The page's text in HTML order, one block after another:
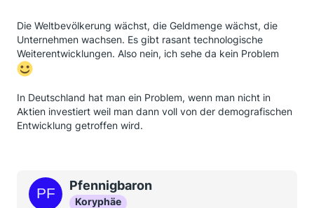
Die Weltbevölkerung wächst, die Geldmenge wächst, die
Unternehmen wachsen. Es gibt rasant technologische
Weiterentwicklungen. Also nein, ich sehe da kein Problem
In Deutschland hat man ein Problem, wenn man nicht in
Aktien investiert weil man dann voll von der demografischen
Entwicklung getroffen wird.
Pfennigbaron
Koryphäe